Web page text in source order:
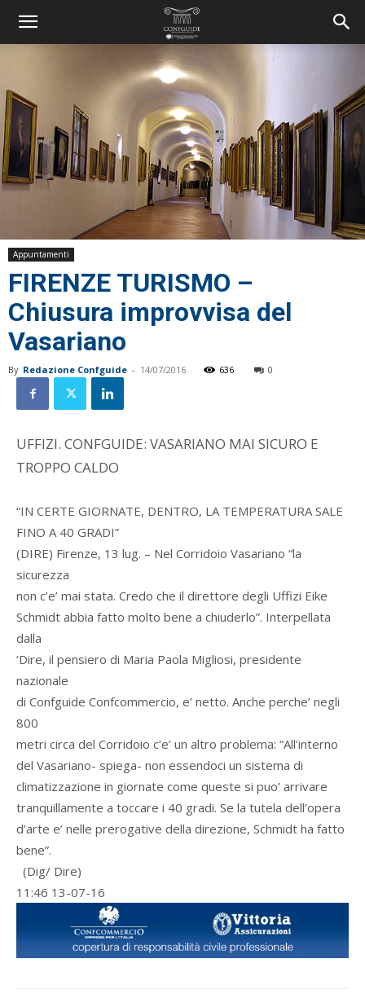
Appuntamenti
FIRENZE TURISMO –
Chiusura improvvisa del
Vasariano
By Redazione Confguide - 14/07/2016 636 0
UFFIZI. CONFGUIDE: VASARIANO MAI SICURO E
TROPPO CALDO
“IN CERTE GIORNATE, DENTRO, LA TEMPERATURA SALE
FINO A 40 GRADI”
(DIRE) Firenze, 13 lug. – Nel Corridoio Vasariano “la
sicurezza
non c’e’ mai stata. Credo che il direttore degli Uffizi Eike
Schmidt abbia fatto molto bene a chiuderlo”. Interpellata
dalla
‘Dire, il pensiero di Maria Paola Migliosi, presidente
nazionale
di Confguide Confcommercio, e’ netto. Anche perche’ negli
800
metri circa del Corridoio c’e’ un altro problema: “All’interno
del Vasariano- spiega- non essendoci un sistema di
climatizzazione in giornate come queste si puo’ arrivare
tranquillamente a toccare i 40 gradi. Se la tutela dell’opera
d’arte e’ nelle prerogative della direzione, Schmidt ha fatto
bene”.
(Dig/ Dire)
11:46 13-07-16